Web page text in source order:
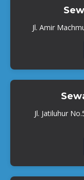
Jl. Amir
Jl. Jatiluhur